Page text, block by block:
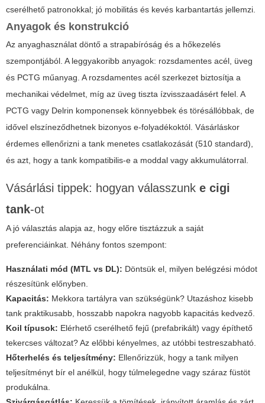
cserélhető patronokkal; jó mobilitás és kevés karbantartás jellemzi.
Anyagok és konstrukció
Az anyaghasználat döntő a strapabíróság és a hőkezelés
szempontjából. A leggyakoribb anyagok: rozsdamentes acél, üveg
és PCTG műanyag. A rozsdamentes acél szerkezet biztosítja a
mechanikai védelmet, míg az üveg tiszta ízvisszaadásért felel. A
PCTG vagy Delrin komponensek könnyebbek és törésállóbbak, de
idővel elszíneződhetnek bizonyos e-folyadékoktól. Vásárláskor
érdemes ellenőrizni a tank menetes csatlakozását (510 standard),
és azt, hogy a tank kompatibilis-e a moddal vagy akkumulátorral.
Vásárlási tippek: hogyan válasszunk e cigi
tank-ot
A jó választás alapja az, hogy előre tisztázzuk a saját
preferenciáinkat. Néhány fontos szempont:
Használati mód (MTL vs DL): Döntsük el, milyen belégzési módot
részesítünk előnyben.
Kapacitás: Mekkora tartályra van szükségünk? Utazáshoz kisebb
tank praktikusabb, hosszabb napokra nagyobb kapacitás kedvező.
Koil típusok: Elérhető cserélhető fejű (prefabrikált) vagy építhető
tekercses változat? Az előbbi kényelmes, az utóbbi testreszabható.
Hőterhelés és teljesítmény: Ellenőrizzük, hogy a tank milyen
teljesítményt bír el anélkül, hogy túlmelegedne vagy száraz füstöt
produkálna.